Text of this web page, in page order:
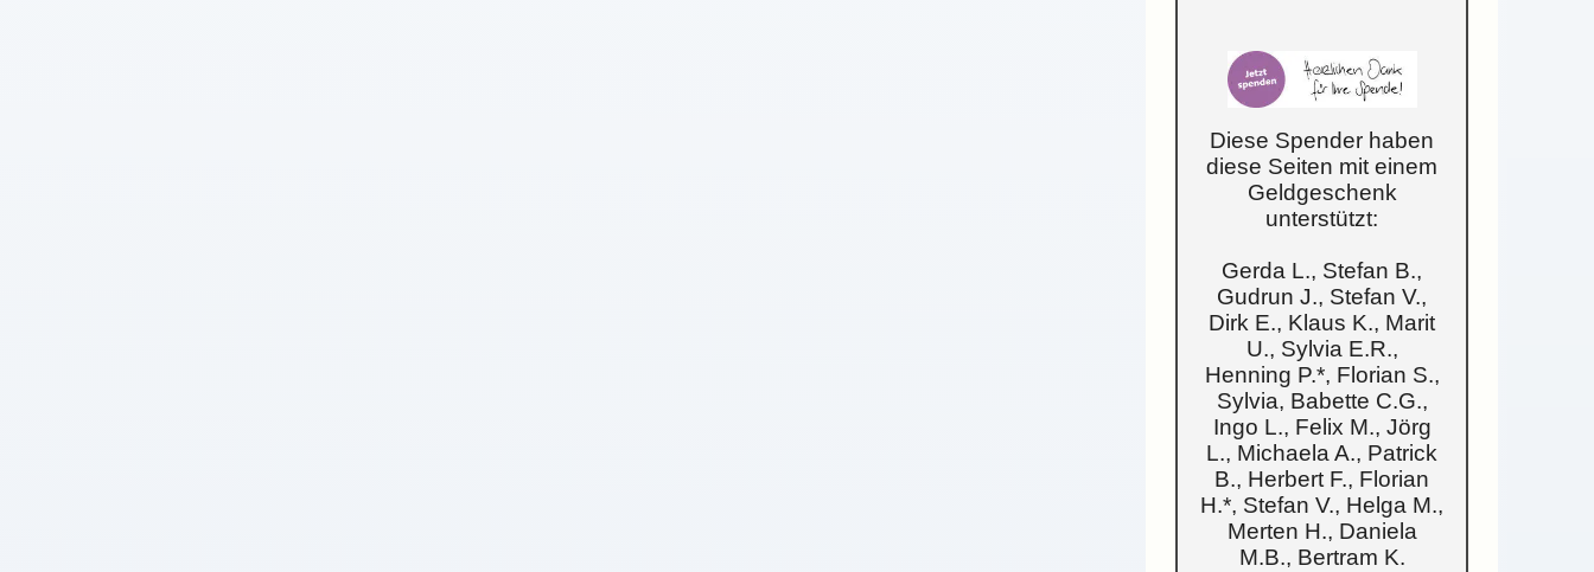
Diese Spender haben
diese Seiten mit einem
Geldgeschenk
unterstützt:
Gerda L., Stefan B.,
Gudrun J., Stefan V.,
Dirk E., Klaus K., Marit
U., Sylvia E.R.,
Henning P.*, Florian S.,
Sylvia, Babette C.G.,
Ingo L., Felix M., Jörg
L., Michaela A., Patrick
B., Herbert F., Florian
H.*, Stefan V., Helga M.,
Merten H., Daniela
M.B., Bertram K.